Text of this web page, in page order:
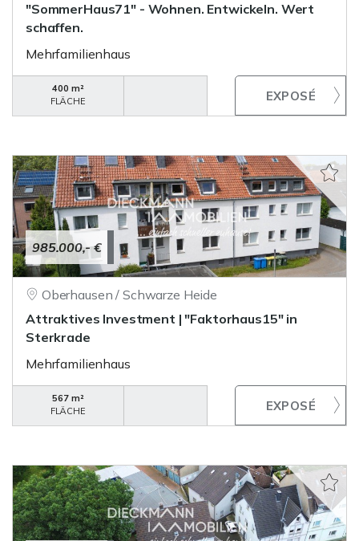
"SommerHaus71" - Wohnen. Entwickeln. Wert
schaffen.
Mehrfamilienhaus
400 m²
FLÄCHE
985.000,- €
Oberhausen / Schwarze Heide
Attraktives Investment | "Faktorhaus15" in
Sterkrade
Mehrfamilienhaus
567 m²
FLÄCHE